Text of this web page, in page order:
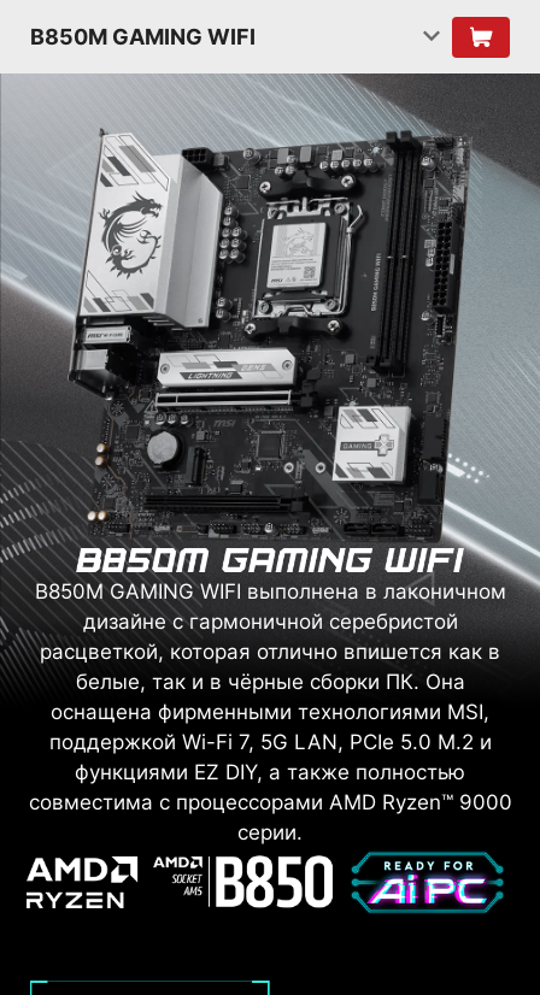
B850M GAMING WIFI
B850M GAMING WIFI выполнена в лаконичном
дизайне с гармоничной серебристой
расцветкой, которая отлично впишется как в
белые, так и в чёрные сборки ПК. Она
оснащена фирменными технологиями MSI,
поддержкой Wi-Fi 7, 5G LAN, PCIe 5.0 M.2 и
функциями EZ DIY, а также полностью
совместима с процессорами AMD Ryzen™ 9000
серии.